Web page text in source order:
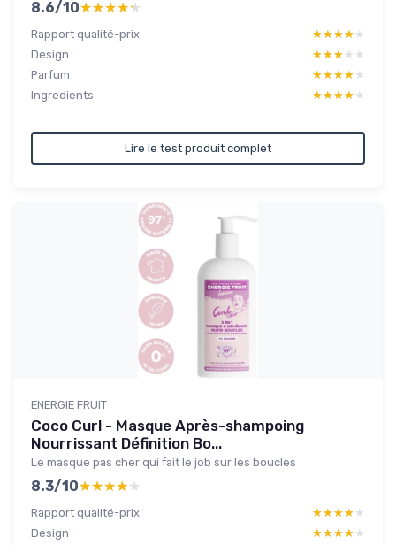
8.6/10★★★★★
★★★★★
Rapport qualité-prix ★★★★★
★★★★★
Design
★★★★★
★★★★★
Parfum
★★★★★
★★★★★
Ingredients
★★★★★
★★★★★
Lire le test produit complet
ENERGIE FRUIT
Coco Curl - Masque Après-shampoing
Nourrissant Définition Bo...
Le masque pas cher qui fait le job sur les boucles
8.3/10★★★★★
★★★★★
Rapport qualité-prix ★★★★★
★★★★★
Design
★★★★★
★★★★★